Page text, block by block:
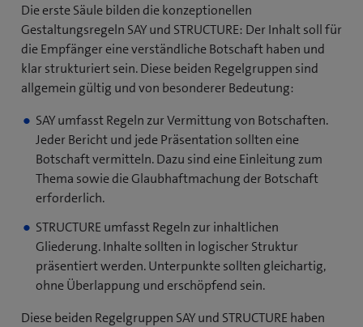
Die erste Säule bilden die konzeptionellen
Gestaltungsregeln SAY und STRUCTURE: Der Inhalt soll für
die Empfänger eine verständliche Botschaft haben und
klar strukturiert sein. Diese beiden Regelgruppen sind
allgemein gültig und von besonderer Bedeutung:
SAY umfasst Regeln zur Vermittung von Botschaften.
Jeder Bericht und jede Präsentation sollten eine
Botschaft vermitteln. Dazu sind eine Einleitung zum
Thema sowie die Glaubhaftmachung der Botschaft
erforderlich.
STRUCTURE umfasst Regeln zur inhaltlichen
Gliederung. Inhalte sollten in logischer Struktur
präsentiert werden. Unterpunkte sollten gleichartig,
ohne Überlappung und erschöpfend sein.
Diese beiden Regelgruppen SAY und STRUCTURE haben